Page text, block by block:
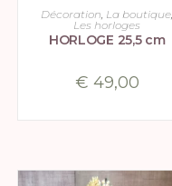
CHOIX DES OPTIONS
Décoration La boutique
Les horloges
HORLOGE 25,5 cm
€ 49,00